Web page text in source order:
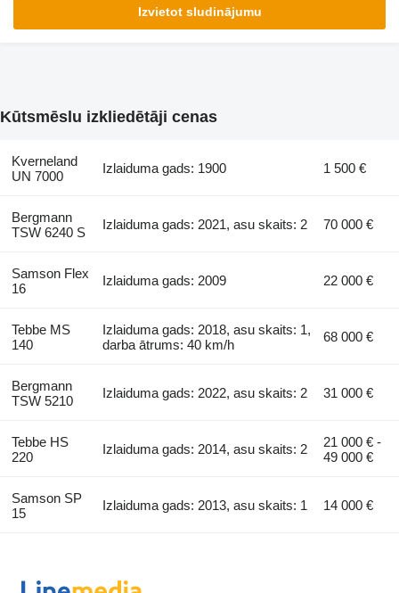
Izvietot sludinājumu
Kūtsmēslu izkliedētāji cenas
Kverneland
UN 7000
Izlaiduma gads: 1900 1 500 €
Bergmann
TSW 6240 S
Izlaiduma gads: 2021, asu skaits: 2 70 000 €
Samson Flex
16
Izlaiduma gads: 2009 22 000 €
Tebbe MS
140
Izlaiduma gads: 2018, asu skaits: 1,
darba ātrums: 40 km/h
68 000 €
Bergmann
TSW 5210
Izlaiduma gads: 2022, asu skaits: 2 31 000 €
Tebbe HS
220
Izlaiduma gads: 2014, asu skaits: 2
21 000 € -
49 000 €
Samson SP
15
Izlaiduma gads: 2013, asu skaits: 1 14 000 €